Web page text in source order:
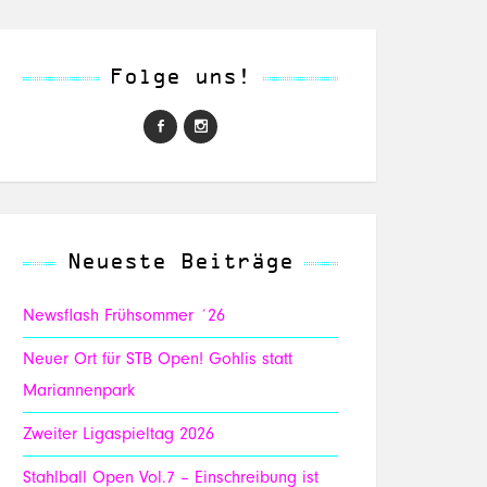
Folge uns!
Neueste Beiträge
Newsflash Frühsommer ´26
Neuer Ort für STB Open! Gohlis statt
Mariannenpark
Zweiter Ligaspieltag 2026
Stahlball Open Vol.7 – Einschreibung ist